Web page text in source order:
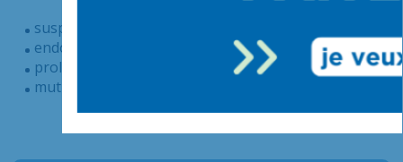
suspicion de cancérologie mammaire et pelvienne
endométriose profonde
prolapsus génital
mutilations sexuelles féminines